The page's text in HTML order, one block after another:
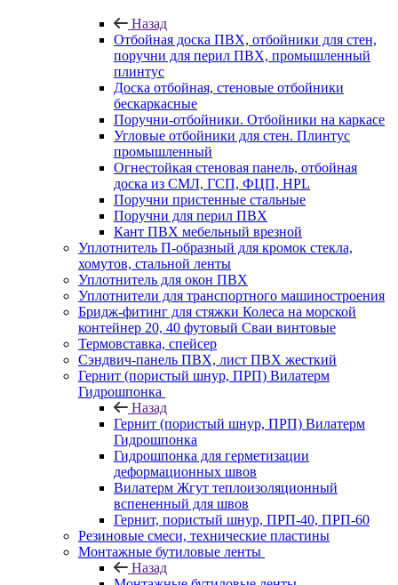
Назад
Отбойная доска ПВХ, отбойники для стен,
поручни для перил ПВХ, промышленный
плинтус
Доска отбойная, стеновые отбойники
бескаркасные
Поручни-отбойники. Отбойники на каркасе
Угловые отбойники для стен. Плинтус
промышленный
Огнестойкая стеновая панель, отбойная
доска из СМЛ, ГСП, ФЦП, HPL
Поручни пристенные стальные
Поручни для перил ПВХ
Кант ПВХ мебельный врезной
Уплотнитель П-образный для кромок стекла,
хомутов, стальной ленты
Уплотнитель для окон ПВХ
Уплотнители для транспортного машиностроения
Бридж-фитинг для стяжки Колеса на морской
контейнер 20, 40 футовый Сваи винтовые
Термовставка, спейсер
Сэндвич-панель ПВХ, лист ПВХ жесткий
Гернит (пористый шнур, ПРП) Вилатерм
Гидрошпонка
Назад
Гернит (пористый шнур, ПРП) Вилатерм
Гидрошпонка
Гидрошпонка для герметизации
деформационных швов
Вилатерм Жгут теплоизоляционный
вспененный для швов
Гернит, пористый шнур, ПРП-40, ПРП-60
Резиновые смеси, технические пластины
Монтажные бутиловые ленты
Назад